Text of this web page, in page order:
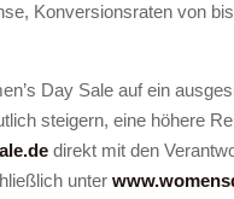
Konversionsraten von
Day Sale auf ein
steigern, eine höhere
direkt mit den
unter